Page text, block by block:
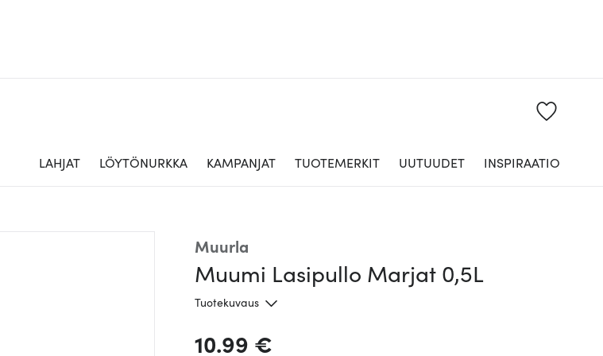
LAHJAT LÖYTÖNURKKA KAMPANJAT TUOTEMERKIT UUTUUDET INSPIRAATIO
Muurla
Muumi Lasipullo Marjat 0,5L
Tuotekuvaus
10.99 €